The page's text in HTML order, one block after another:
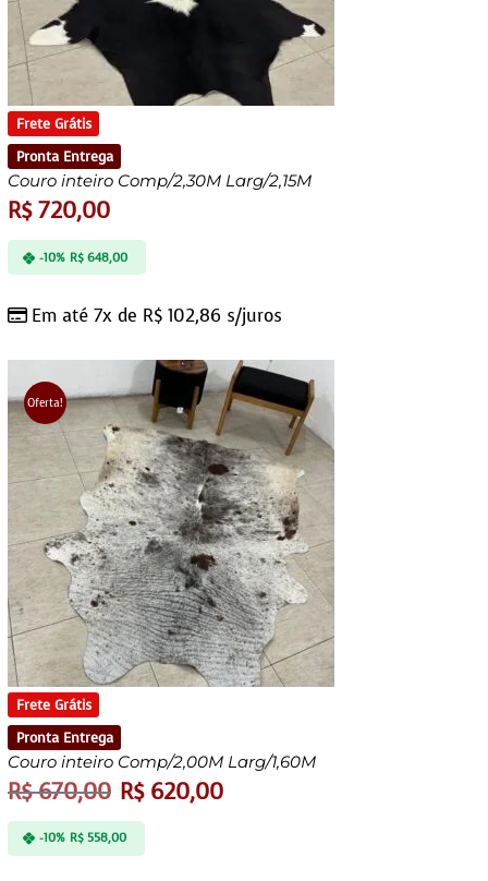
Frete Grátis
Pronta Entrega
Couro inteiro Comp/2,30M Larg/2,15M
R$720,00
Em até 7x de R$ 102,86 s/juros
-10% R$648,00
Oferta!
Frete Grátis
Pronta Entrega
Couro inteiro Comp/2,00M Larg/1,60M
R$670,00 R$620,00
-10% R$558,00